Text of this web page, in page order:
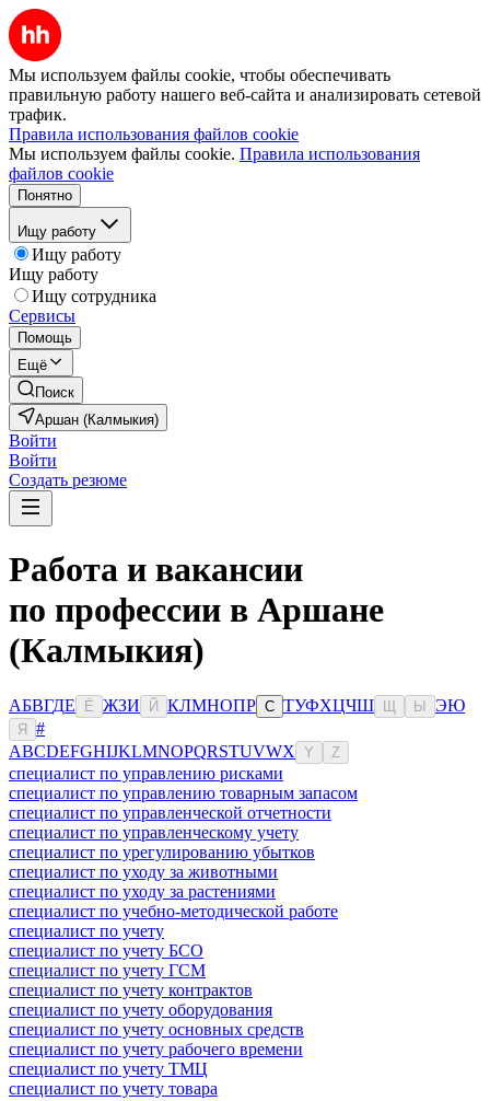
Мы используем файлы cookie, чтобы обеспечивать
правильную работу нашего веб-сайта и анализировать сетевой
трафик.
Правила использования файлов cookie
Мы используем файлы cookie. Правила использования
файлов cookie
Понятно
Ищу работу
Ищу работу
Ищу работу
Ищу сотрудника
Сервисы
Помощь
Ещё
Поиск
Аршан (Калмыкия)
Войти
Войти
Создать резюме
Работа и вакансии
по профессии в Аршане
(Калмыкия)
АБВГДЕ Ё ЖЗИ Й КЛМНОПР С ТУФХЦЧШ Ы ЭЮ
Я
#
ABCDEFGHIJKLMNOPQRSTUVWX Y Z
специалист по управлению рисками
специалист по управлению товарным запасом
специалист по управленческой отчетности
специалист по управленческому учету
специалист по урегулированию убытков
специалист по уходу за животными
специалист по уходу за растениями
специалист по учебно-методической работе
специалист по учету
специалист по учету БСО
специалист по учету ГСМ
специалист по учету контрактов
специалист по учету оборудования
специалист по учету основных средств
специалист по учету рабочего времени
специалист по учету ТМЦ
специалист по учету товара